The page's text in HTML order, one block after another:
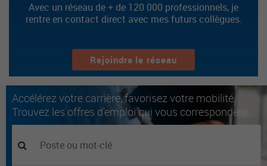
Avec un réseau de + de 120 000 professionnels, je
rentre en contact direct avec mes futurs collègues.
Rejoindre le réseau
Accélérez votre carrière, favorisez votre mobilité.
Trouvez les offres d'emploi qui vous correspondent.